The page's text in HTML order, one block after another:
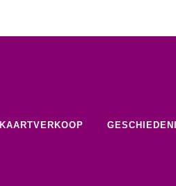
KAARTVERKOOP